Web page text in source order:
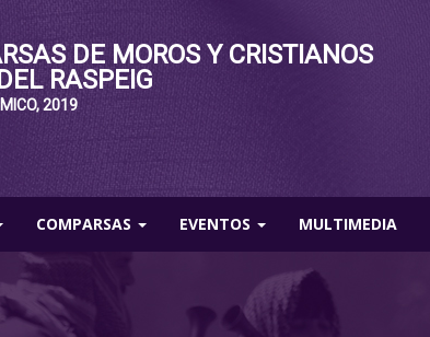
DE MOROS Y CRISTIANOS
RASPEIG
2019
COMPARSAS EVENTOS MULTIMEDIA